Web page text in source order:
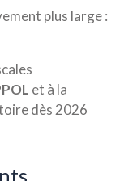
plus large :
et à la
dès 2026